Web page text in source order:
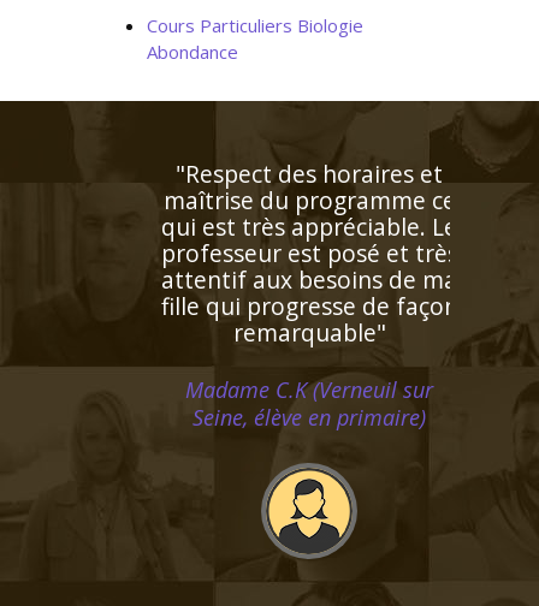
Cours Particuliers Biologie
Abondance
"Entièrement satisfaite.
Ma fille a augmenté sa
moyenne en anglais en
obtenant un 18/20 au
troisième trimestre. Je
compte faire la même
chose avec mon fils à la
rentrée de septembre avec
bien entendu la même
enseignante !"
Madame B.S (Villeneuve d'Ascq,
élève en classe de troisième)